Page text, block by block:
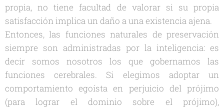
propia, no tiene facultad de valorar si su propia
satisfacción implica un daño a una existencia ajena.
Entonces, las funciones naturales de preservación
siempre son administradas por la inteligencia: es
decir somos nosotros los que gobernamos las
funciones cerebrales. Si elegimos adoptar un
comportamiento egoísta en perjuicio del prójimo
(para lograr el dominio sobre el prójimo),